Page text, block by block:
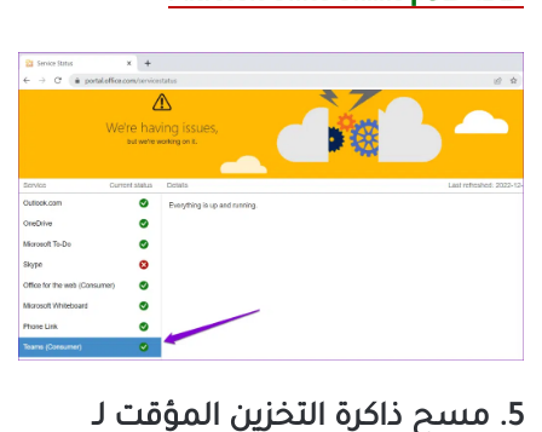
5. مسح ذاكرة التخزين المؤقت لـ